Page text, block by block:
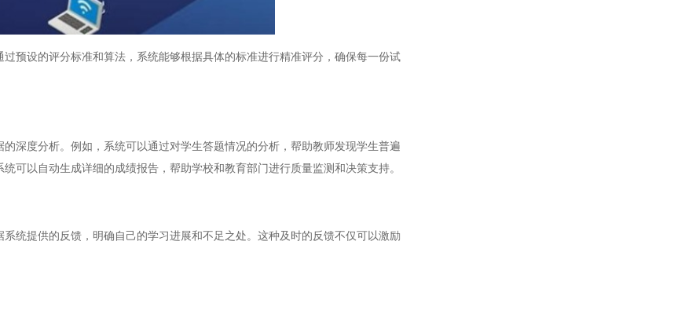
设的评分标准和算法，系统能够根据具体的标准进行精准评分，确保每一份试
度分析。例如，系统可以通过对学生答题情况的分析，帮助教师发现学生普遍
可以自动生成详细的成绩报告，帮助学校和教育部门进行质量监测和决策支持。
提供的反馈，明确自己的学习进展和不足之处。这种及时的反馈不仅可以激励